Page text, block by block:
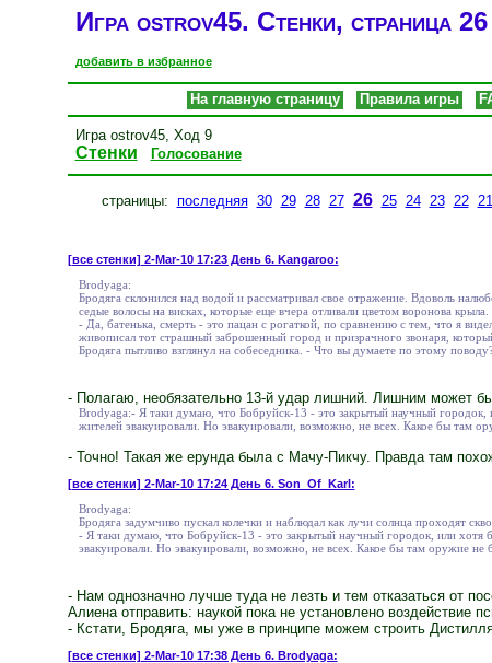
Игра ostrov45. Стенки, страница 26
добавить в избранное
На главную страницу Правила игры
Игра ostrov45, Ход 9
Стенки Голосование
страницы: последняя 30 29 28 27 26 25 24 23 22 21
[все стенки] 2-Mar-10 17:23 День 6. Kangaroo:
Brodyaga:
Бродяга склонился над водой и рассматривал свое отражение. Вдоволь
седые волосы на висках, которые еще вчера отливали цветом воронова крыла.
- Да, батенька, смерть - это пацан с рогаткой, по сравнению с тем, что я
живописал тот страшный заброшенный город и призрачного звонаря,
Бродяга пытливо взглянул на собеседника. - Что вы думаете по этому
- Полагаю, необязательно 13-й удар лишний. Лишним может
Brodyaga:- Я таки думаю, что Бобруйск-13 - это закрытый научный
жителей эвакуировали. Но эвакуировали, возможно, не всех. Какое бы там
- Точно! Такая же ерунда была с Мачу-Пикчу. Правда там
[все стенки] 2-Mar-10 17:24 День 6. Son_Of_Karl:
Brodyaga:
Бродяга задумчиво пускал колечки и наблюдал как лучи солнца проходят
- Я таки думаю, что Бобруйск-13 - это закрытый научный городок, или
эвакуировали. Но эвакуировали, возможно, не всех. Какое бы там оружие
- Нам однозначно лучше туда не лезть и тем отказаться от
Алиена отправить: наукой пока не установлено воздействие
- Кстати, Бродяга, мы уже в принципе можем строить
[все стенки] 2-Mar-10 17:38 День 6. Brodyaga: